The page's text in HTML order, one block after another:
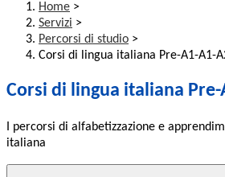
Home >
Servizi >
Percorsi di studio >
Corsi di lingua italiana Pre-A1-A1-
Corsi di lingua italiana Pre-
I percorsi di alfabetizzazione e
italiana